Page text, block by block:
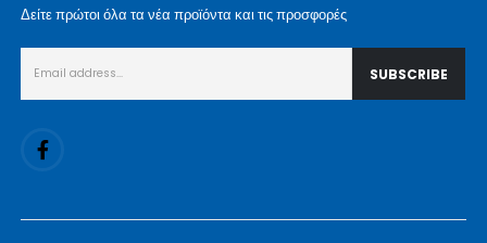
Δείτε πρώτοι όλα τα νέα προϊόντα και τις προσφορές